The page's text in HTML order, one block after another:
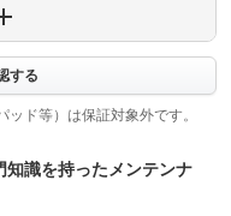
する
ド等）は保証対象外です。
知識を持ったメンテンナ